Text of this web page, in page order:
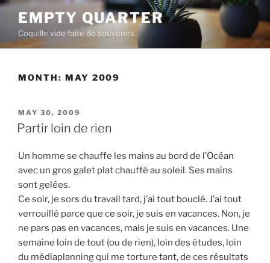
Skip
content
EMPTY QUARTER
Coquille vide faite de souvenirs
MONTH: MAY 2009
POSTED
ON
MAY 30, 2009
Partir loin de rien
Un homme se chauffe les mains au bord de l’Océan
avec un gros galet plat chauffé au soleil. Ses mains
sont gelées.
Ce soir, je sors du travail tard, j’ai tout bouclé. J’ai tout
verrouillé parce que ce soir, je suis en vacances. Non, je
ne pars pas en vacances, mais je suis en vacances. Une
semaine loin de tout (ou de rien), loin des études, loin
du médiaplanning qui me torture tant, de ces résultats